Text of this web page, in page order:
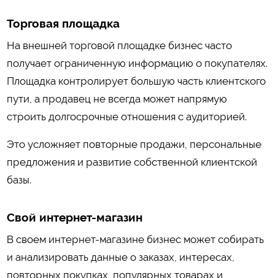
Торговая площадка
На внешней торговой площадке бизнес часто
получает ограниченную информацию о покупателях.
Площадка контролирует большую часть клиентского
пути, а продавец не всегда может напрямую
строить долгосрочные отношения с аудиторией.
Это усложняет повторные продажи, персональные
предложения и развитие собственной клиентской
базы.
Свой интернет-магазин
В своем интернет-магазине бизнес может собирать
и анализировать данные о заказах, интересах,
повторных покупках, популярных товарах и